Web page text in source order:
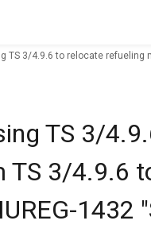
TS 3/4.9.6 to relocate refueling
TS 3/
3/4.9.6
1432